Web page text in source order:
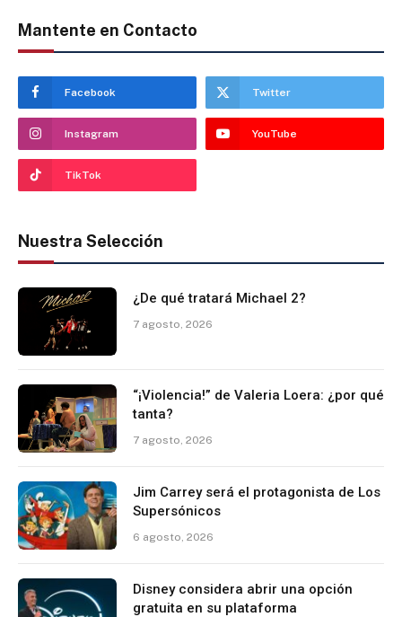
Mantente en Contacto
Facebook Twitter
Instagram YouTube
TikTok
Nuestra Selección
¿De qué tratará Michael 2?
7 agosto, 2026
“¡Violencia!” de Valeria Loera: ¿por qué
tanta?
7 agosto, 2026
Jim Carrey será el protagonista de Los
Supersónicos
6 agosto, 2026
Disney considera abrir una opción
gratuita en su plataforma